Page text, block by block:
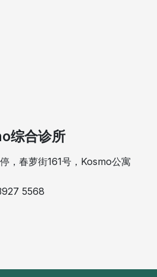
综合诊所
，春萝街161号，Kosmo公寓
5568